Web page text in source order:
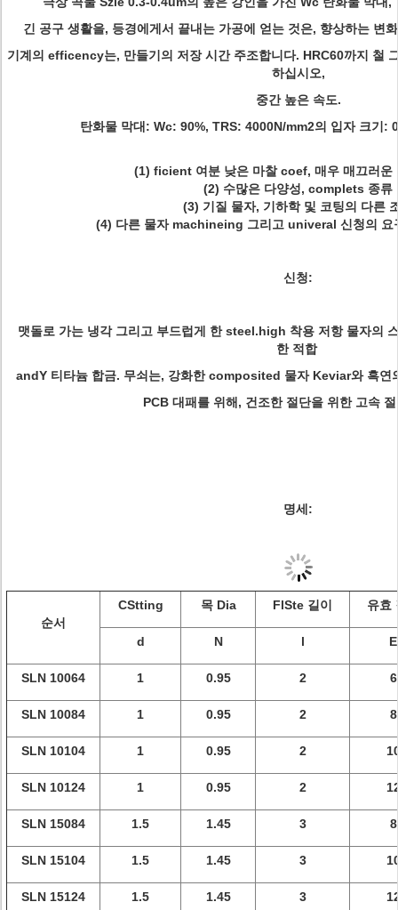
긴 공구 생활을, 등경에게서 끝내는 가공에 얻는 것은, 향상하는 변
기계의 efficency는, 만들기의 저장 시간 주조합니다. HRC60까지 철
하십시오,
중간 높은 속도.
탄화물 막대: Wc: 90%, TRS: 4000N/mm2의 입자 크기:
(1) ficient 여분 낮은 마찰 coef, 매우 매끄러운
(2) 수많은 다양성, complets 종류
(3) 기질 물자, 기하학 및 코팅의 다른
(4) 다른 물자 machineing 그리고 univeral 신청의 요
신청:
맷돌로 가는 냉각 그리고 부드럽게 한 steel.high 착용 저항 물자의
한 적합
andY 티타늄 합금. 무쇠는, 강화한 composited 물자 Keviar와 흑연
PCB 대패를 위해, 건조한 절단을 위한 고속
명세:
순서
CStting 목 Dia FlSte 길이 유효
d N l E
SLN 10064 1 0.95 2 6
SLN 10084 1 0.95 2 8
SLN 10104 1 0.95 2
SLN 10124 1 0.95 2
SLN 15084 1.5 1.45 3 8
SLN 15104 1.5 1.45 3
SLN 15124 1.5 1.45 3